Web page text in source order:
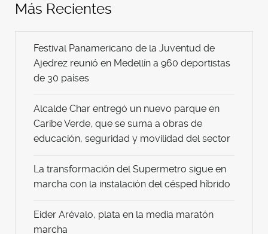
Más Recientes
Festival Panamericano de la Juventud de
Ajedrez reunió en Medellín a 960 deportistas
de 30 países
Alcalde Char entregó un nuevo parque en
Caribe Verde, que se suma a obras de
educación, seguridad y movilidad del sector
La transformación del Supermetro sigue en
marcha con la instalación del césped híbrido
Eider Arévalo, plata en la media maratón
marcha